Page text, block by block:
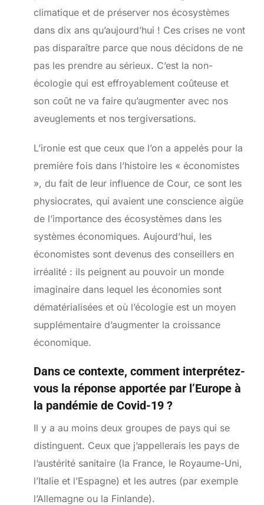
climatique et de préserver nos écosystèmes
dans dix ans qu’aujourd’hui ! Ces crises ne vont
pas disparaître parce que nous décidons de ne
pas les prendre au sérieux. C’est la non-
écologie qui est effroyablement coûteuse et
son coût ne va faire qu’augmenter avec nos
aveuglements et nos tergiversations.
L’ironie est que ceux que l’on a appelés pour la
première fois dans l’histoire les « économistes
», du fait de leur influence de Cour, ce sont les
physiocrates, qui avaient une conscience aigüe
de l’importance des écosystèmes dans les
systèmes économiques. Aujourd’hui, les
économistes sont devenus des conseillers en
irréalité : ils peignent au pouvoir un monde
imaginaire dans lequel les économies sont
dématérialisées et où l’écologie est un moyen
supplémentaire d’augmenter la croissance
économique.
Dans ce contexte, comment interprétez-
vous la réponse apportée par l’Europe à
la pandémie de Covid-19 ?
Il y a au moins deux groupes de pays qui se
distinguent. Ceux que j’appellerais les pays de
l’austérité sanitaire (la France, le Royaume-Uni,
l’Italie et l’Espagne) et les autres (par exemple
l’Allemagne ou la Finlande).